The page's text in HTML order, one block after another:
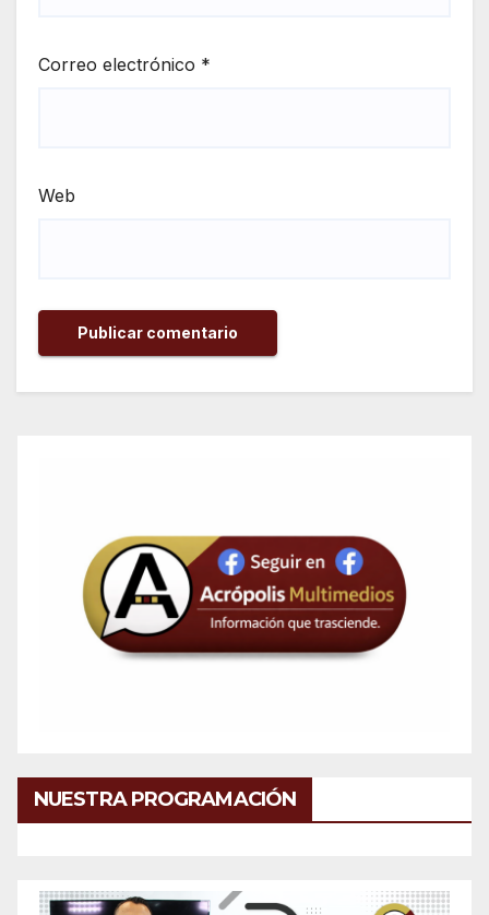
Correo electrónico *
Web
NUESTRA PROGRAMACIÓN